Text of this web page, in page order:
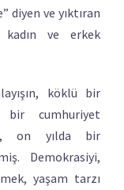
diyen ve yıktıran
ve erkek
köklü bir
bir cumhuriyet
on yılda bir
Demokrasiyi,
yaşam tarzı